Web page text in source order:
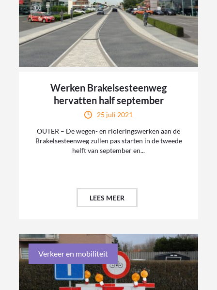
Werken Brakelsesteenweg
hervatten half september
25 juli 2021
OUTER – De wegen- en rioleringswerken aan de
Brakelsesteenweg zullen pas starten in de tweede
helft van september en...
LEES MEER
Verkeer en mobiliteit